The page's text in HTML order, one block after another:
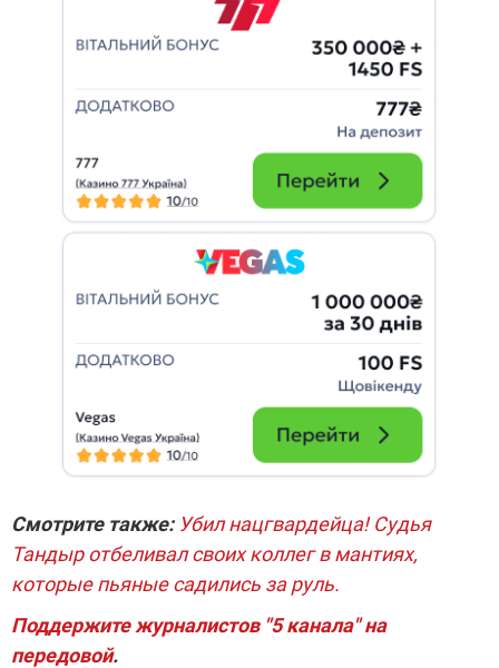
Смотрите также: Убил нацгвардейца! Судья
Тандыр отбеливал своих коллег в мантиях,
которые пьяные садились за руль.
Поддержите журналистов "5 канала" на
передовой.